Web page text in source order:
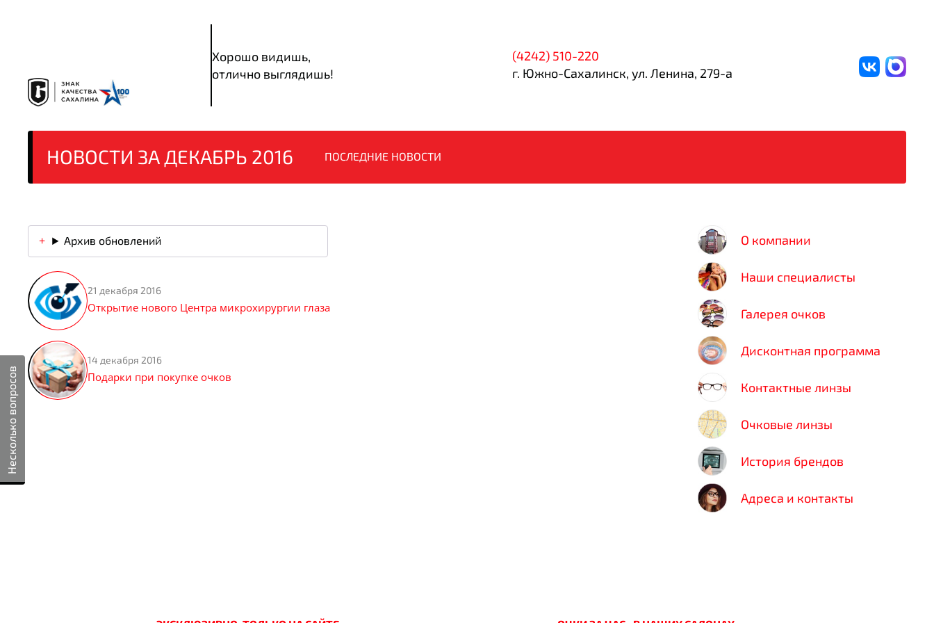
Несколько вопросов
Хорошо видишь,
отлично выглядишь!
(4242) 510-220
г. Южно-Сахалинск, ул. Ленина, 279-а
НОВОСТИ ЗА ДЕКАБРЬ 2016 ПОСЛЕДНИЕ НОВОСТИ
Архив обновлений
21 декабря 2016
Открытие нового Центра микрохирургии глаза
14 декабря 2016
Подарки при покупке очков
О компании
Наши специалисты
Галерея очков
Дисконтная программа
Контактные линзы
Очковые линзы
История брендов
Адреса и контакты